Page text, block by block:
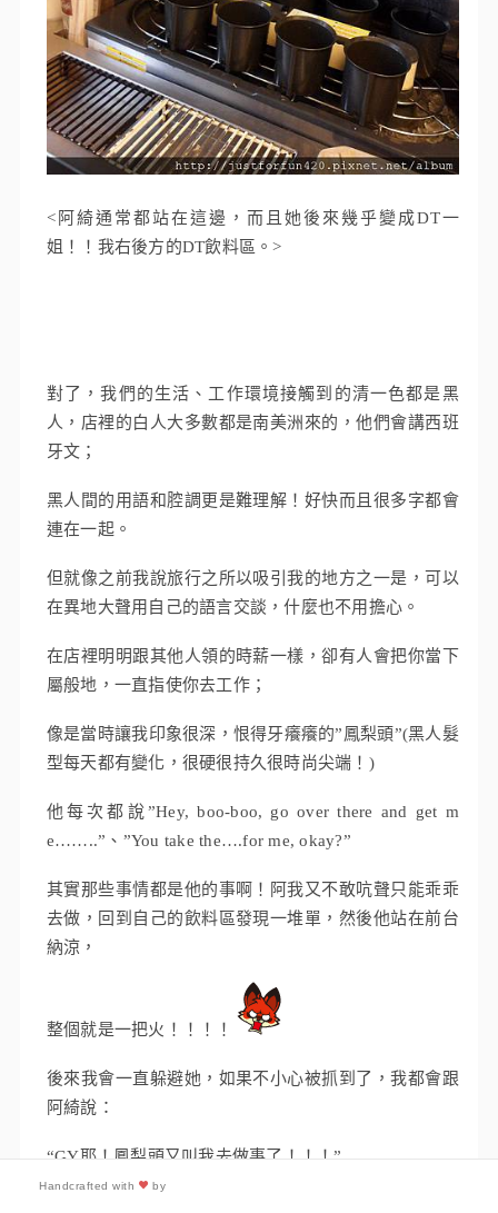
<阿綺通常都站在這邊，而且她後來幾乎變成DT一
姐！！我右後方的DT飲料區。>
對了，我們的生活、工作環境接觸到的清一色都是黑
人，店裡的白人大多數都是南美洲來的，他們會講西班
牙文；
黑人間的用語和腔調更是難理解！好快而且很多字都會
連在一起。
但就像之前我說旅行之所以吸引我的地方之一是，可以
在異地大聲用自己的語言交談，什麼也不用擔心。
在店裡明明跟其他人領的時薪一樣，卻有人會把你當下
屬般地，一直指使你去工作；
像是當時讓我印象很深，恨得牙癢癢的”鳳梨頭”(黑人髮
型每天都有變化，很硬很持久很時尚尖端！)
他每次都說”Hey, boo-boo, go over there and get m
e……..”、”You take the….for me, okay?”
其實那些事情都是他的事啊！阿我又不敢吭聲只能乖乖
去做，回到自己的飲料區發現一堆單，然後他站在前台
納涼，
整個就是一把火！！！！
後來我會一直躲避她，如果不小心被抓到了，我都會跟
阿綺說：
“GY耶！鳳梨頭又叫我去做事了！！！”
Handcrafted with by